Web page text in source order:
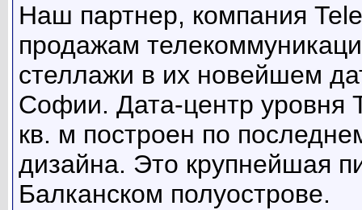
Наш партнер, компания
продажам
стеллажи в их новейшем
Софии. Дата-центр уровня
кв. м построен по
дизайна. Это крупнейшая
Балканском полуострове.